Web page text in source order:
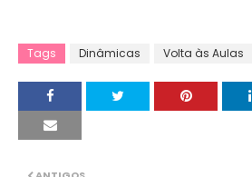
Tags Dinâmicas Volta às Aulas